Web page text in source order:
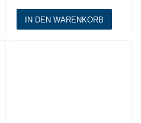
IN DEN WARENKORB